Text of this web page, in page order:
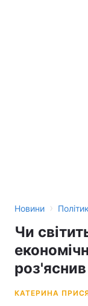
Новини ›
Чи
КАТЕРИНА